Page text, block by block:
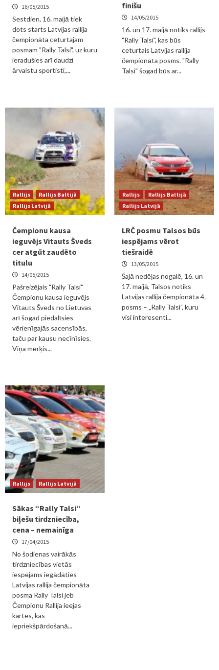
16/05/2015
Sestdien, 16. maijā tiek
dots starts Latvijas rallija
čempionāta ceturtajam
posmam "Rally Talsi", uz kuru
ieradušies arī daudzi
ārvalstu sportisti,...
finišu
14/05/2015
16. un 17. maijā notiks rallijs
"Rally Talsi", kas būs
ceturtais Latvijas rallija
čempionāta posms. "Rally
Talsi" šogad būs ar...
Rallijs
Rallijs Baltijā
Rallijs Latvijā
Čempionu kausa
ieguvējs Vitauts Šveds
cer atgūt zaudēto
titulu
14/05/2015
Pašreizējais "Rally Talsi"
Čempionu kausa ieguvējs
Vitauts Šveds no Lietuvas
arī šogad piedalīsies
vērienīgajās sacensībās,
taču par kausu necīnīsies.
Viņa mērķis...
Rallijs
Rallijs Baltijā
Rallijs Latvijā
LRČ posmu Talsos būs
iespējams vērot
tiešraidē
13/05/2015
Šajā nedēļas nogalē, 16. un
17. maijā, Talsos notiks
Latvijas rallija čempionāta 4.
posms – „Rally Talsi”, kuru
visi interesenti...
Rallijs Rallijs Latvijā
Sākas “Rally Talsi”
biļešu tirdzniecība,
cena – nemainīga
17/04/2015
No šodienas vairākās
tirdzniecības vietās
iespējams iegādāties
Latvijas rallija čempionāta
posma Rally Talsi jeb
Čempionu Rallija ieejas
kartes, kas
iepriekšpārdošanā...